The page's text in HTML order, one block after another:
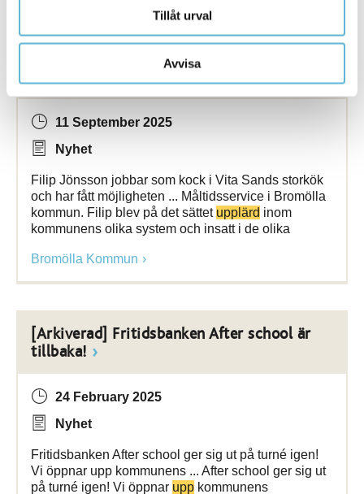
Tillåt urval
Avvisa
[Arkiverad] Filip Jönsson - kock på Vita
11 September 2025
Nyhet
Filip Jönsson jobbar som kock i Vita Sands storkök
och har fått möjligheten ... Måltidsservice i Bromölla
kommun. Filip blev på det sättet upplärd inom
kommunens olika system och insatt i de olika
Bromölla Kommun
[Arkiverad] Fritidsbanken After school är
tillbaka!
24 February 2025
Nyhet
Fritidsbanken After school ger sig ut på turné igen!
Vi öppnar upp kommunens ... After school ger sig ut
på turné igen! Vi öppnar upp kommunens